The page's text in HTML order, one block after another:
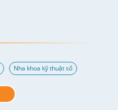
Nha khoa kỹ thuật số